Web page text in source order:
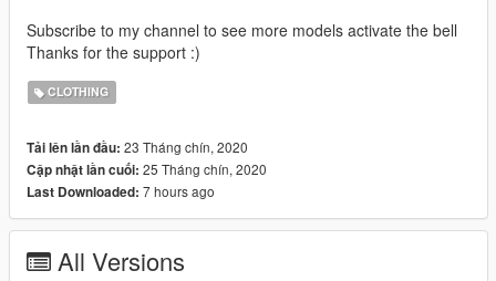
Subscribe to my channel to see more models activate the bell
Thanks for the support :)
CLOTHING
Tải lên lần đầu: 23 Tháng chín, 2020
Cập nhật lần cuối: 25 Tháng chín, 2020
Last Downloaded: 7 hours ago
All Versions